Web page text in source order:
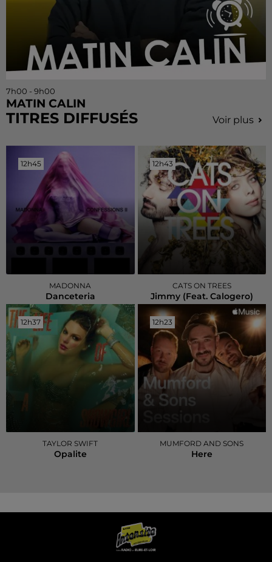
7h00 - 9h00
MATIN CALIN
TITRES DIFFUSÉS Voir plus
12h45
12h45
MADONNA
Danceteria
12h43
12h43
CATS ON TREES
Jimmy (feat. Calogero)
12h37
12h37
TAYLOR SWIFT
Opalite
12h23
12h23
MUMFORD AND SONS
Here